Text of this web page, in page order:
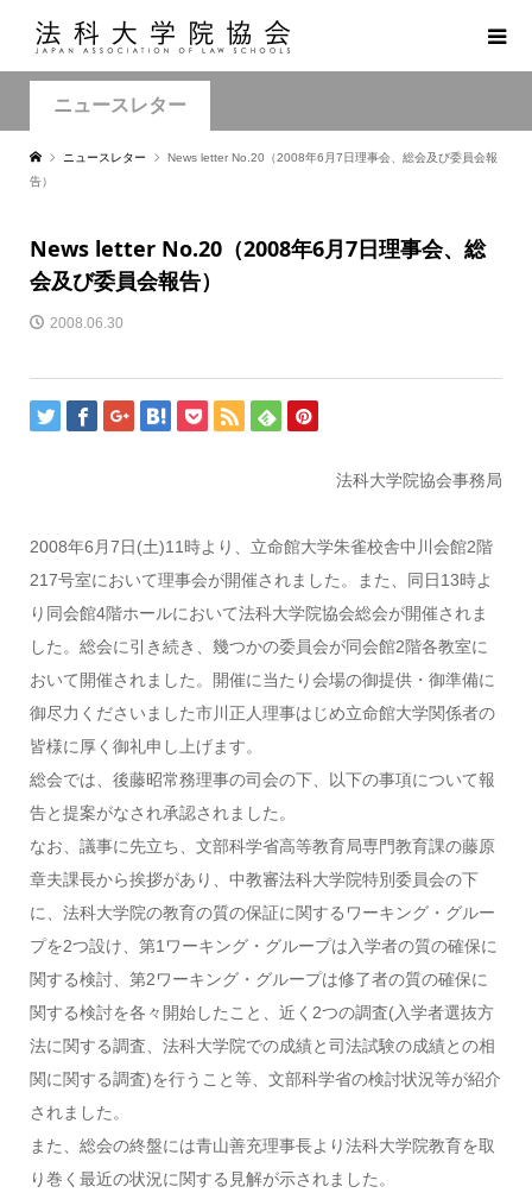
ニュースレター
ニュースレター
News letter No.20（2008年6月7日理事会、総会及び委員会報
告）
News letter No.20（2008年6月7日理事会、総
会及び委員会報告）
2008.06.30
法科大学院協会事務局
2008年6月7日(土)11時より、立命館大学朱雀校舎中川会館2階
217号室において理事会が開催されました。また、同日13時よ
り同会館4階ホールにおいて法科大学院協会総会が開催されま
した。総会に引き続き、幾つかの委員会が同会館2階各教室に
おいて開催されました。開催に当たり会場の御提供・御準備に
御尽力くださいました市川正人理事はじめ立命館大学関係者の
皆様に厚く御礼申し上げます。
総会では、後藤昭常務理事の司会の下、以下の事項について報
告と提案がなされ承認されました。
なお、議事に先立ち、文部科学省高等教育局専門教育課の藤原
章夫課長から挨拶があり、中教審法科大学院特別委員会の下
に、法科大学院の教育の質の保証に関するワーキング・グルー
プを2つ設け、第1ワーキング・グループは入学者の質の確保に
関する検討、第2ワーキング・グループは修了者の質の確保に
関する検討を各々開始したこと、近く2つの調査(入学者選抜方
法に関する調査、法科大学院での成績と司法試験の成績との相
関に関する調査)を行うこと等、文部科学省の検討状況等が紹介
されました。
また、総会の終盤には青山善充理事長より法科大学院教育を取
り巻く最近の状況に関する見解が示されました。